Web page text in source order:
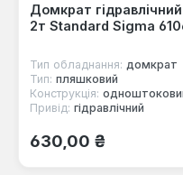
Домкрат
2т Standard Sigma
Тип обладнання: домкрат
Тип: пляшковий
Конструкція:
Привід: гідравлічний
Звичайна ціна:
630,00 ₴